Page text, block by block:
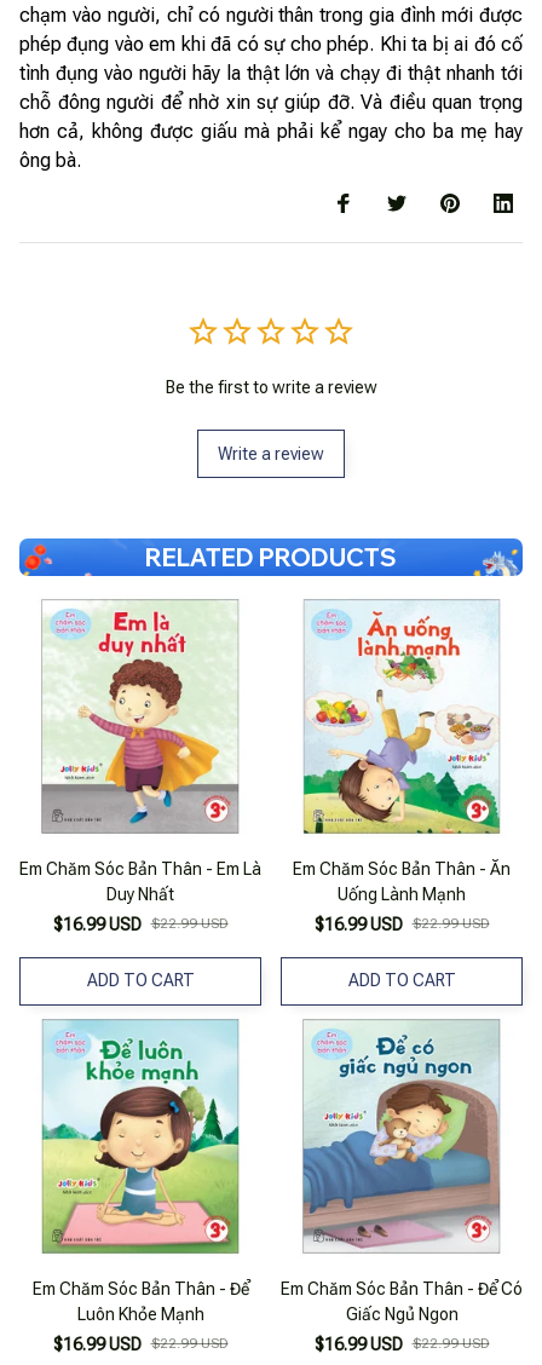
chạm vào người, chỉ có người thân trong gia đình mới được
phép đụng vào em khi đã có sự cho phép. Khi ta bị ai đó cố
tình đụng vào người hãy la thật lớn và chạy đi thật nhanh tới
chỗ đông người để nhờ xin sự giúp đỡ. Và điều quan trọng
hơn cả, không được giấu mà phải kể ngay cho ba mẹ hay
ông bà.
Be the first to write a review
Write a review
RELATED PRODUCTS
Em Chăm Sóc Bản Thân - Em Là
Duy Nhất
$16.99 USD $22.99 USD
ADD TO CART
Em Chăm Sóc Bản Thân - Ăn
Uống Lành Mạnh
$16.99 USD $22.99 USD
ADD TO CART
Em Chăm Sóc Bản Thân - Để
Luôn Khỏe Mạnh
$16.99 USD $22.99 USD
Em Chăm Sóc Bản Thân - Để Có
Giấc Ngủ Ngon
$16.99 USD $22.99 USD